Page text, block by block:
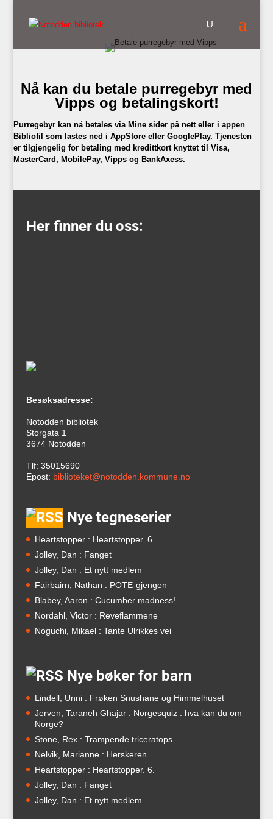
Nå kan du betale purregebyr med
Vipps og betalingskort!
Purregebyr kan nå betales via Mine sider på nett eller i appen
Bibliofil som lastes ned i AppStore eller GooglePlay. Tjenesten
er tilgjengelig for betaling med kredittkort knyttet til Visa,
MasterCard, MobilePay, Vipps og BankAxess.
Her finner du oss:
Besøksadresse:
Notodden bibliotek
Storgata 1
3674 Notodden
Tlf: 35015690
Epost: biblioteket@notodden.kommune.no
Nye tegneserier
Heartstopper : Heartstopper. 6.
Jolley, Dan : Fanget
Jolley, Dan : Et nytt medlem
Fairbairn, Nathan : POTE-gjengen
Blabey, Aaron : Cucumber madness!
Nordahl, Victor : Reveflammene
Noguchi, Mikael : Tante Ulrikkes vei
Nye bøker for barn
Lindell, Unni : Frøken Snushane og Himmelhuset
Jerven, Taraneh Ghajar : Norgesquiz : hva kan du om
Norge?
Stone, Rex : Trampende triceratops
Nelvik, Marianne : Herskeren
Heartstopper : Heartstopper. 6.
Jolley, Dan : Fanget
Jolley, Dan : Et nytt medlem